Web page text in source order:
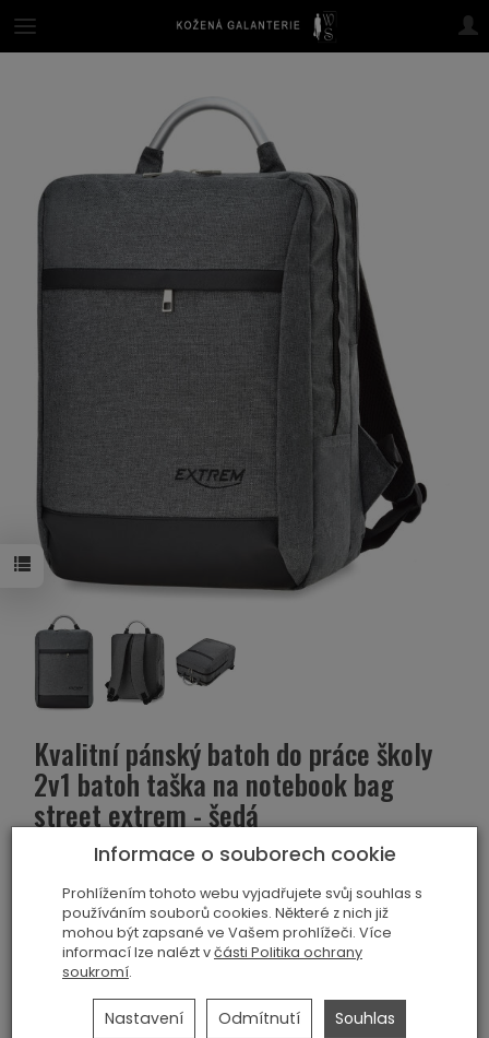
Kvalitní pánský batoh do práce školy
2v1 batoh taška na notebook bag
street extrem - šedá
Sledovat produkt:
Výrobce:BAG STREET
Historie ceny
Barva
Informace o souborech cookie
Prohlížením tohoto webu vyjadřujete svůj souhlas s
používáním souborů cookies. Některé z nich již
mohou být zapsané ve Vašem prohlížeči. Více
informací lze nalézt včásti Politika ochrany
soukromí.
Nastavení Odmítnutí Souhlas